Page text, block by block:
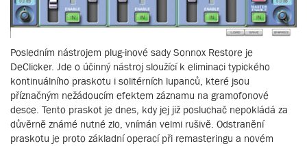
Posledním nástrojem plug-inové sady Sonnox Restore je
DeClicker. Jde o účinný nástroj sloužící k eliminaci typického
kontinuálního praskotu i solitérních lupanců, které jsou
příznačným nežádoucím efektem záznamu na gramofonové
desce. Tento praskot je dnes, kdy jej již posluchač nepokládá za
důvěrně známé nutné zlo, vnímán velmi rušivě. Odstranění
praskotu je proto základní operací při remasteringu a novém